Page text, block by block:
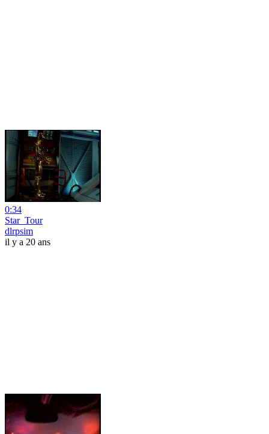
0:34
Star_Tour
dlrpsim
il y a 20 ans